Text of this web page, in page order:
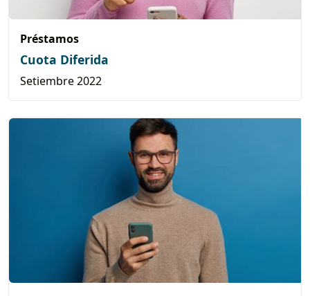
Préstamos
Cuota Diferida
Setiembre 2022